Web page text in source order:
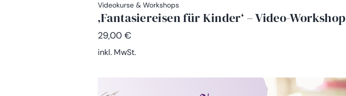
Videokurse & Workshops
‚Fantasiereisen für Kinder‘ – Video-Workshop
29,00€
inkl. MwSt.